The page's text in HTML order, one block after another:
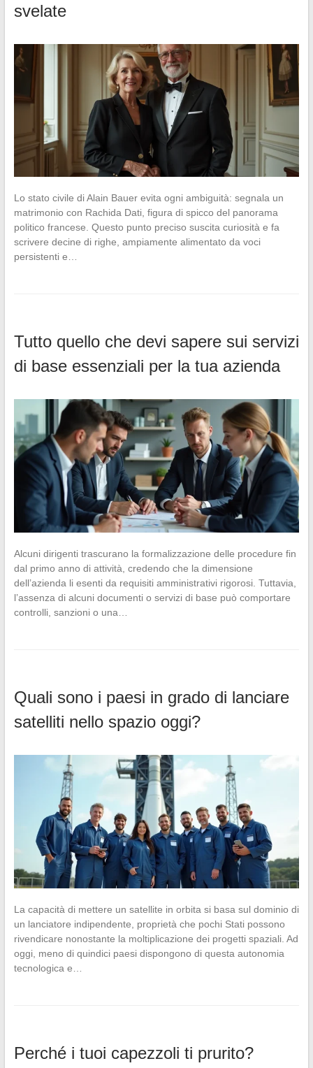
svelate
Lo stato civile di Alain Bauer evita ogni ambiguità: segnala un
matrimonio con Rachida Dati, figura di spicco del panorama
politico francese. Questo punto preciso suscita curiosità e fa
scrivere decine di righe, ampiamente alimentato da voci
persistenti e…
Tutto quello che devi sapere sui servizi
di base essenziali per la tua azienda
Alcuni dirigenti trascurano la formalizzazione delle procedure fin
dal primo anno di attività, credendo che la dimensione
dell’azienda li esenti da requisiti amministrativi rigorosi. Tuttavia,
l’assenza di alcuni documenti o servizi di base può comportare
controlli, sanzioni o una…
Quali sono i paesi in grado di lanciare
satelliti nello spazio oggi?
La capacità di mettere un satellite in orbita si basa sul dominio di
un lanciatore indipendente, proprietà che pochi Stati possono
rivendicare nonostante la moltiplicazione dei progetti spaziali. Ad
oggi, meno di quindici paesi dispongono di questa autonomia
tecnologica e…
Perché i tuoi capezzoli ti prurito?